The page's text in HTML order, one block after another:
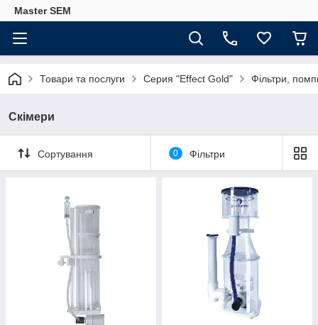
Master SEM
Товари та послуги Серия "Effect Gold" Фільтри,
Скімери
Сортування 0 Фільтри